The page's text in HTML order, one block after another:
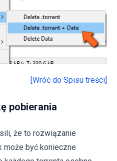
[Wróć do Spisu treści]
pobierania
że to rozwiązanie
może być konieczne